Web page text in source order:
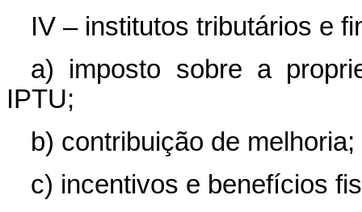
IV – institutos tributários e
a) imposto sobre a
IPTU;
b) contribuição de melhoria;
c) incentivos e benefícios